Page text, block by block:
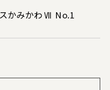
スかみかわⅦ No.1